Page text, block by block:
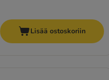
Lisää ostoskoriin